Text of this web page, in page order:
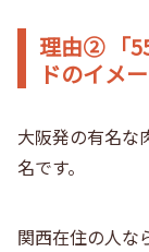
理由② 「
ドのイメ
大阪発の有名な
名です。
関西在住の人な